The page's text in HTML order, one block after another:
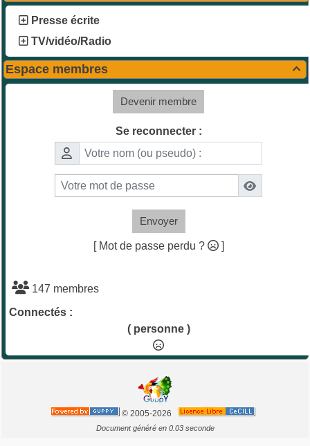
Presse écrite
TV/vidéo/Radio

Espace membres
Devenir membre
Se reconnecter :
Envoyer
[ Mot de passe perdu ? ]
147 membres
Connectés :
( personne )
© 2005-2026
Document généré en 0.03 seconde